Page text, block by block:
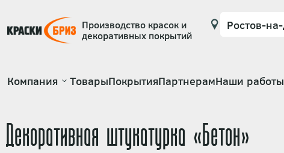
Производство красок и
декоративных покрытий
Основная
Компания ТоварыПокрытияПартнерамНаши работы
Декоративная штукатурка «Бетон»